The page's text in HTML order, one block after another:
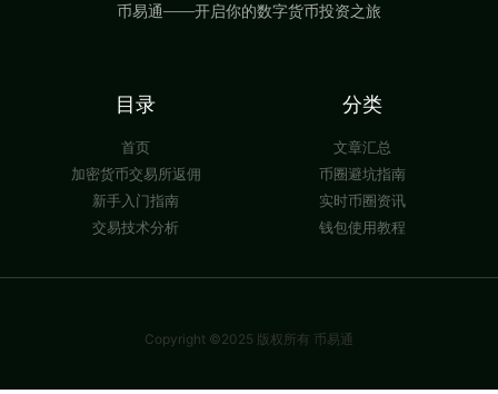
币易通——开启你的数字货币投资之旅
目录
首页
加密货币交易所返佣
新手入门指南
交易技术分析
分类
文章汇总
币圈避坑指南
实时币圈资讯
钱包使用教程
Copyright ©2025 版权所有 币易通